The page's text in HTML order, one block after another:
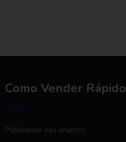
Como Vender Rápido
Publicando seu anúncio